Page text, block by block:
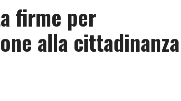
firme per
alla cittadinanza